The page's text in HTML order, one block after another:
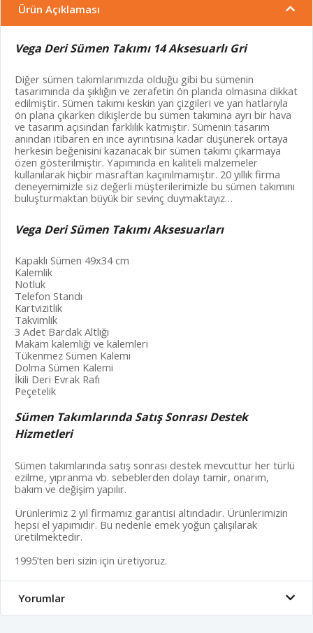
Ürün Açıklaması
Vega Deri Sümen Takımı 14 Aksesuarlı Gri
Diğer sümen takımlarımızda olduğu gibi bu sümenin
tasarımında da şıklığın ve zerafetin ön planda olmasına dikkat
edilmiştir. Sümen takımı keskin yan çizgileri ve yan hatlarıyla
ön plana çıkarken dikişlerde bu sümen takımına ayrı bir hava
ve tasarım açısından farklılık katmıştır. Sümenin tasarım
anından itibaren en ince ayrıntısına kadar düşünerek ortaya
herkesin beğenisini kazanacak bir sümen takımı çıkarmaya
özen gösterilmiştir. Yapımında en kaliteli malzemeler
kullanılarak hiçbir masraftan kaçınılmamıştır. 20 yıllık firma
deneyemimizle siz değerli müşterilerimizle bu sümen takımını
buluşturmaktan büyük bir sevinç duymaktayız…
Vega Deri Sümen Takımı Aksesuarları
Kapaklı Sümen 49x34 cm
Kalemlik
Notluk
Telefon Standı
Kartvizitlik
Takvimlik
3 Adet Bardak Altlığı
Makam kalemliği ve kalemleri
Tükenmez Sümen Kalemi
Dolma Sümen Kalemi
İkili Deri Evrak Rafı
Peçetelik
Sümen Takımlarında Satış Sonrası Destek
Hizmetleri
Sümen takımlarında satış sonrası destek mevcuttur her türlü
ezilme, yıpranma vb. sebeblerden dolayı tamir, onarım,
bakım ve değişim yapılır.
Ürünlerimiz 2 yıl firmamız garantisi altındadır. Ürünlerimizin
hepsi el yapımıdır. Bu nedenle emek yoğun çalışılarak
üretilmektedir.
1995’ten beri sizin için üretiyoruz.
Yorumlar